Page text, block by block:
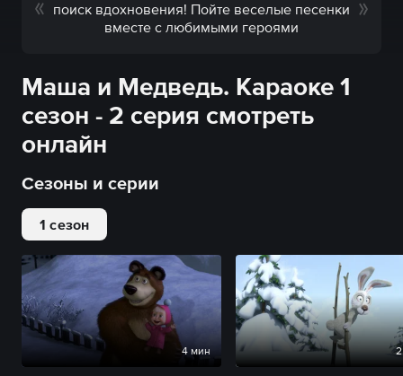
поиск вдохновения! Пойте веселые песенки
вместе с любимыми героями
Маша и Медведь. Караоке 1
сезон - 2 серия смотреть
онлайн
Сезоны и серии
1 сезон
4 мин